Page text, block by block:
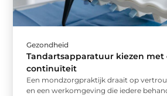
Gezondheid
Tandartsapparatuur kiezen met
continuïteit
Een mondzorgpraktijk draait op
en een werkomgeving die iedere